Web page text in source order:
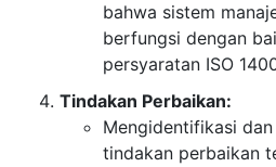
bahwa sistem
berfungsi dengan
persyaratan ISO
Tindakan Perbaikan:
Mengidentifikasi
tindakan perbaikan